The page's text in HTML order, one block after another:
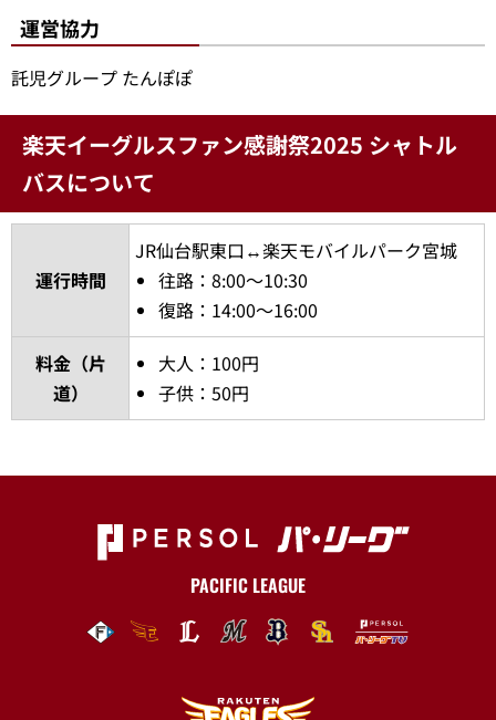
運営協力
託児グループ たんぽぽ
楽天イーグルスファン感謝祭2025 シャトル
バスについて
運行時間
JR仙台駅東口↔楽天モバイルパーク宮城
往路：8:00～10:30
復路：14:00～16:00
料金（片
道）
大人：100円
子供：50円
PACIFIC LEAGUE